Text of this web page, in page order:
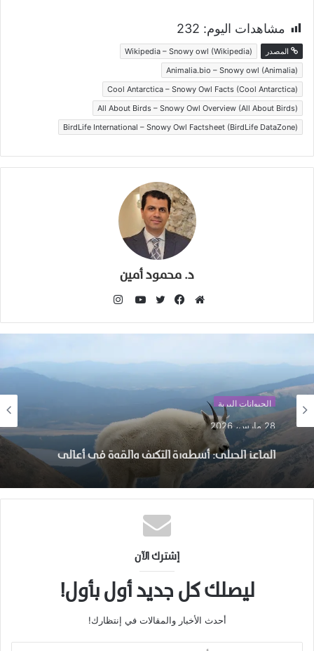
مشاهدات اليوم: 232
المصدر
Wikipedia – Snowy owl (Wikipedia)
Animalia.bio – Snowy owl (Animalia)
Cool Antarctica – Snowy Owl Facts (Cool Antarctica)
All About Birds – Snowy Owl Overview (All About Birds)
BirdLife International – Snowy Owl Factsheet (BirdLife DataZone)
د. محمود أمين
الويب
الحيوانات البرية
28 مارس، 2026
الماعز الجبلي: أسطورة التكيف والقوة في أعالي
الجبال
إشترك الآن
ليصلك كل جديد أول بأول!
أحدث الأخبار والمقالات في إنتظارك!